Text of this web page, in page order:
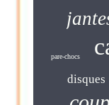
pare-chocs
disques